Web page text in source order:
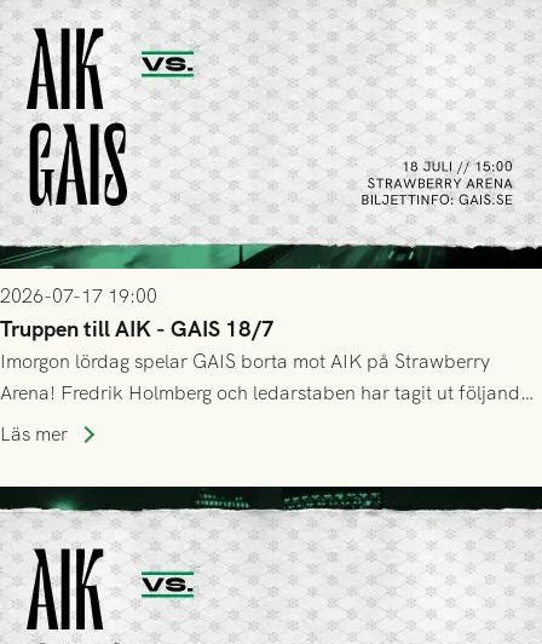
2026-07-17 19:00
Truppen till AIK - GAIS 18/7
Imorgon lördag spelar GAIS borta mot AIK på Strawberry
Arena! Fredrik Holmberg och ledarstaben har tagit ut följande
trupp till matchen:
Läs mer